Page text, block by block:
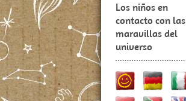
Los niños en
contacto con las
maravillas del
universo